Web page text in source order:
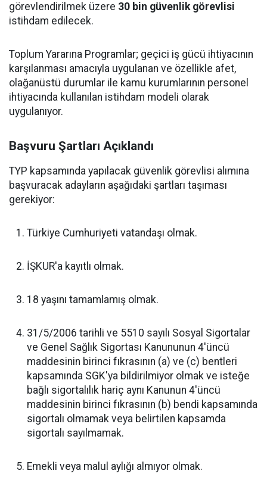
görevlendirilmek üzere 30 bin güvenlik görevlisi
istihdam edilecek.
Toplum Yararına Programlar; geçici iş gücü ihtiyacının
karşılanması amacıyla uygulanan ve özellikle afet,
olağanüstü durumlar ile kamu kurumlarının personel
ihtiyacında kullanılan istihdam modeli olarak
uygulanıyor.
Başvuru Şartları Açıklandı
TYP kapsamında yapılacak güvenlik görevlisi alımına
başvuracak adayların aşağıdaki şartları taşıması
gerekiyor:
Türkiye Cumhuriyeti vatandaşı olmak.
İŞKUR'a kayıtlı olmak.
18 yaşını tamamlamış olmak.
31/5/2006 tarihli ve 5510 sayılı Sosyal Sigortalar
ve Genel Sağlık Sigortası Kanununun 4'üncü
maddesinin birinci fıkrasının (a) ve (c) bentleri
kapsamında SGK'ya bildirilmiyor olmak ve isteğe
bağlı sigortalılık hariç aynı Kanunun 4'üncü
maddesinin birinci fıkrasının (b) bendi kapsamında
sigortalı olmamak veya belirtilen kapsamda
sigortalı sayılmamak.
Emekli veya malul aylığı almıyor olmak.